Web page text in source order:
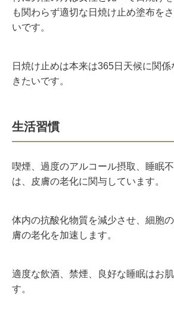
も関わらず適切な日焼け止め塗布を
いです。
日焼け止めは本来は365日天候に関
きたいです。
生活習慣
喫煙、過度のアルコール摂取、睡眠
は、皮膚の老化に関与しています。
体内の抗酸化物質を減少させ、細胞
膚の老化を加速します。
適度な飲酒、禁煙、良好な睡眠はお
す。